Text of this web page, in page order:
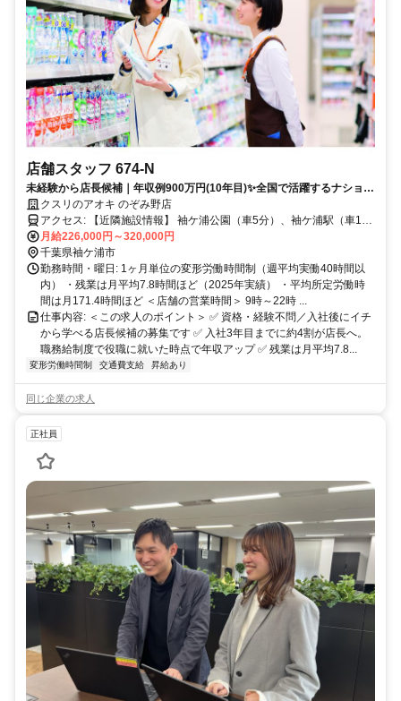
店舗スタッフ 674-N
未経験から店長候補｜年収例900万円(10年目)✨全国で活躍するナショナ
ル社員✅社宅あり
クスリのアオキ のぞみ野店
アクセス: 【近隣施設情報】 袖ケ浦公園（車5分）、袖ケ浦駅（車10
分）、東京ドイツ村（車10分）
月給226,000円～320,000円
千葉県袖ケ浦市
勤務時間・曜日: 1ヶ月単位の変形労働時間制（週平均実働40時間以
内） ・残業は月平均7.8時間ほど（2025年実績） ・平均所定労働時
間は月171.4時間ほど ＜店舗の営業時間＞ 9時～22時 ...
仕事内容: ＜この求人のポイント＞ ✅ 資格・経験不問／入社後にイチ
から学べる店長候補の募集です ✅ 入社3年目までに約4割が店長へ。
職務給制度で役職に就いた時点で年収アップ ✅ 残業は月平均7.8...
変形労働時間制 交通費支給 昇給あり
同じ企業の求人
正社員